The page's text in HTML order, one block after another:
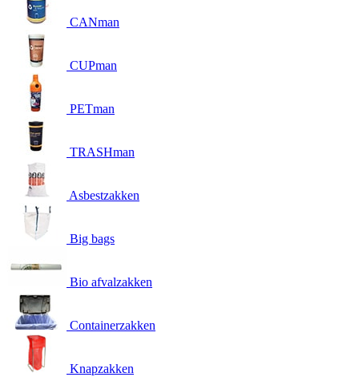
CANman
CUPman
PETman
TRASHman
Asbestzakken
Big bags
Bio afvalzakken
Containerzakken
Knapzakken